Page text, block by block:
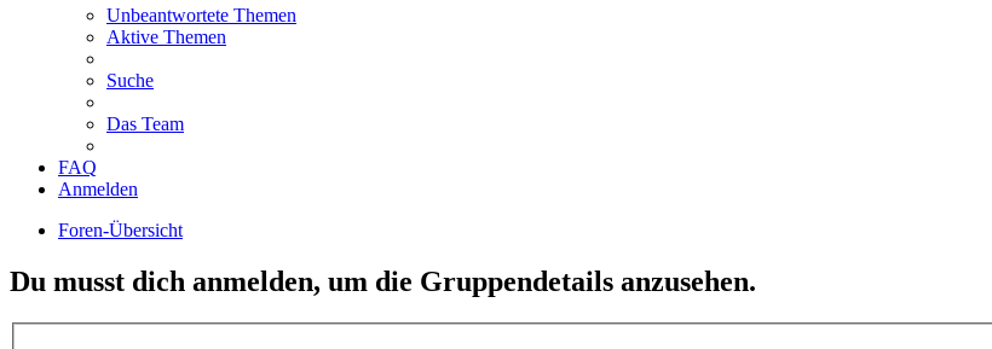
Unbeantwortete Themen
Aktive Themen
Suche
Das Team
FAQ
Anmelden
Foren-Übersicht
Du musst dich anmelden, um die Gruppendetails anzusehen.